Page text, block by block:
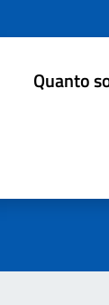
Quanto